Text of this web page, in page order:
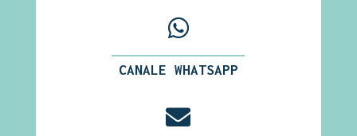

CANALE WHATSAPP
